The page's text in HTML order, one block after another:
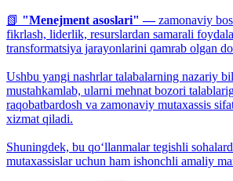
📗 "Menejment asoslari" —zamonaviy
fikrlash, liderlik, resurslardan samarali
transformatsiya jarayonlarini qamrab olgan
Ushbu yangi nashrlar talabalarning nazariy
mustahkamlab, ularni mehnat bozori
raqobatbardosh va zamonaviy mutaxassis
xizmat qiladi.
Shuningdek, bu qo‘llanmalar tegishli
mutaxassislar uchun ham ishonchli amaliy